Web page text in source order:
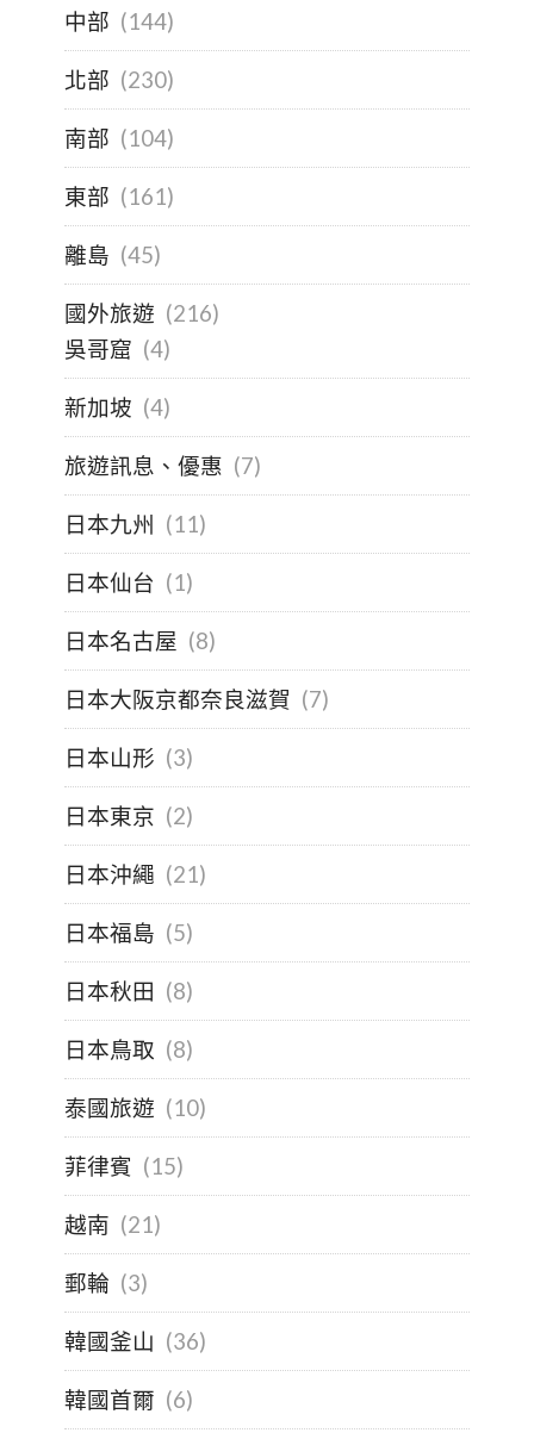
中部 (144)
北部 (230)
南部 (104)
東部 (161)
離島 (45)
國外旅遊 (216)
吳哥窟 (4)
新加坡 (4)
旅遊訊息、優惠 (7)
日本九州 (11)
日本仙台 (1)
日本名古屋 (8)
日本大阪京都奈良滋賀 (7)
日本山形 (3)
日本東京 (2)
日本沖繩 (21)
日本福島 (5)
日本秋田 (8)
日本鳥取 (8)
泰國旅遊 (10)
菲律賓 (15)
越南 (21)
郵輪 (3)
韓國釜山 (36)
韓國首爾 (6)